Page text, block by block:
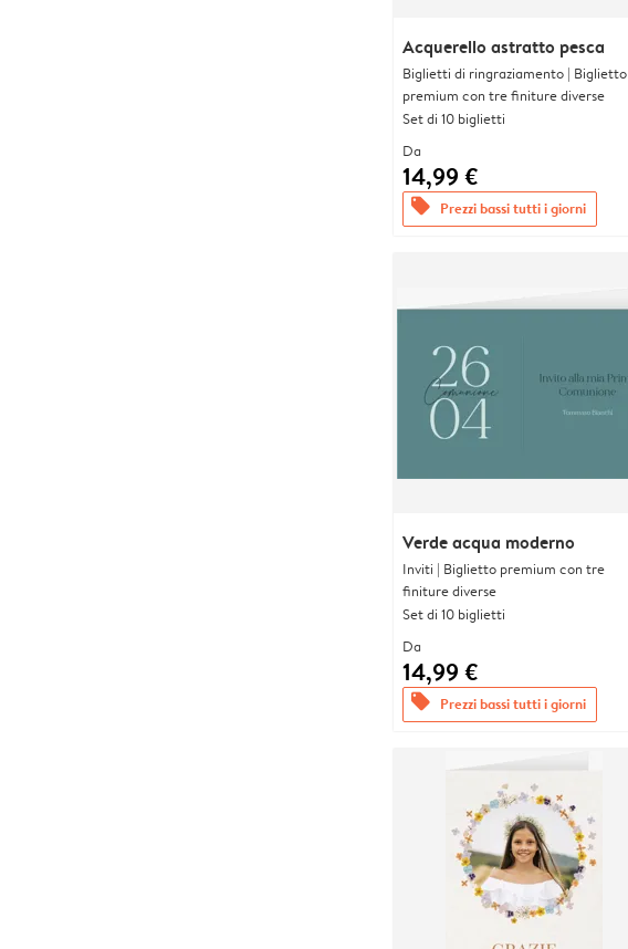
Acquerello astratto pesca
Biglietti di ringraziamento | Biglietto
premium con tre finiture diverse
Set di 10 biglietti
Da
14,99 €
offers Prezzi bassi tutti i giorni
Verde acqua moderno
Inviti | Biglietto premium con tre
finiture diverse
Set di 10 biglietti
Da
14,99 €
offers Prezzi bassi tutti i giorni